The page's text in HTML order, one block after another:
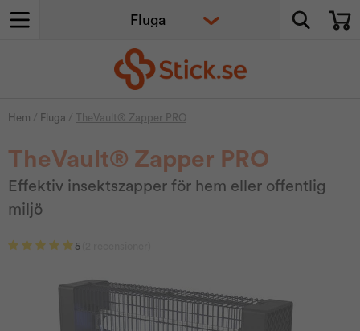
Hem / Fluga / TheVault® Zapper PRO
TheVault® Zapper PRO
Effektiv insektszapper för hem eller offentlig
miljö
5